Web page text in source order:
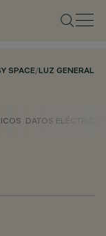
SPACE/LUZ GENERAL
DATOS